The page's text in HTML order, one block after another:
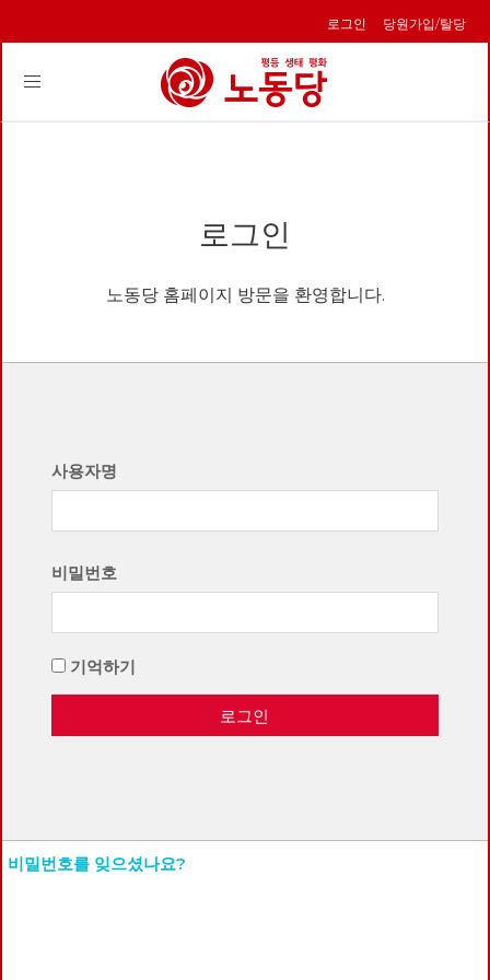
로그인 당원가입/탈당
Toggle
로그인
노동당 홈페이지 방문을 환영합니다.
사용자명
비밀번호
기억하기
로그인
비밀번호를 잊으셨나요?